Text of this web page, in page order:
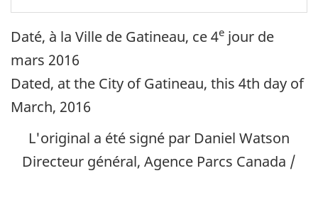
Daté, à la Ville de Gatineau, ce 4e jour de
mars 2016
Dated, at the City of Gatineau, this 4th day of
March, 2016
L'original a été signé par Daniel Watson
Directeur général, Agence Parcs Canada /